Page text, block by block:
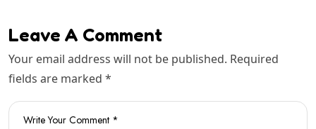
Leave A Comment
Your email address will not be published. Required
fields are marked *